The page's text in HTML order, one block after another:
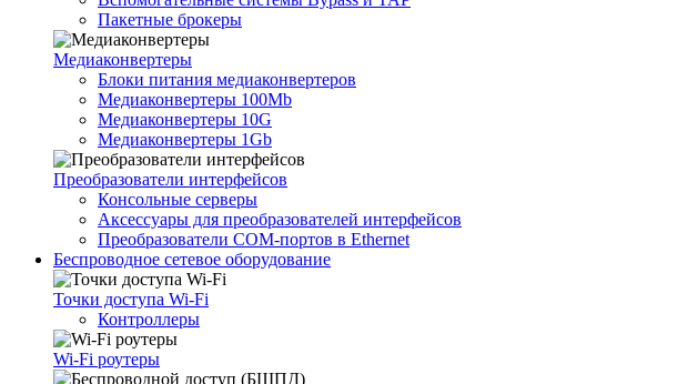
Пакетные брокеры
Медиаконвертеры
Блоки питания медиаконвертеров
Медиаконвертеры 100Mb
Медиаконвертеры 10G
Медиаконвертеры 1Gb
Преобразователи интерфейсов
Консольные серверы
Аксессуары для преобразователей интерфейсов
Преобразователи COM-портов в Ethernet
Беспроводное сетевое оборудование
Точки доступа Wi-Fi
Контроллеры
Wi-Fi роутеры